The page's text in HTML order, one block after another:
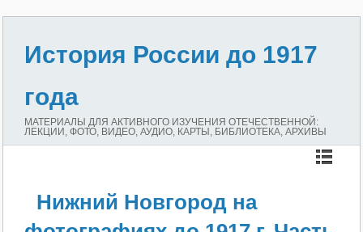
История России до 1917
года
МАТЕРИАЛЫ ДЛЯ АКТИВНОГО ИЗУЧЕНИЯ ОТЕЧЕСТВЕННОЙ:
ЛЕКЦИИ, ФОТО, ВИДЕО, АУДИО, КАРТЫ, БИБЛИОТЕКА, АРХИВЫ
Нижний Новгород на